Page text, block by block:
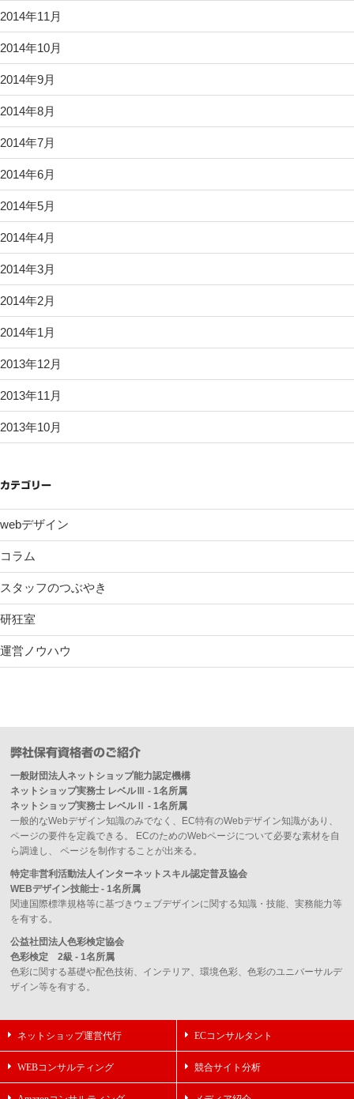
2014年11月
2014年10月
2014年9月
2014年8月
2014年7月
2014年6月
2014年5月
2014年4月
2014年3月
2014年2月
2014年1月
2013年12月
2013年11月
2013年10月
カテゴリー
webデザイン
コラム
スタッフのつぶやき
研狂室
運営ノウハウ
弊社保有資格者のご紹介
一般財団法人ネットショップ能力認定機構
ネットショップ実務士 レベルⅢ - 1名所属
ネットショップ実務士 レベルⅡ - 1名所属
一般的なWebデザイン知識のみでなく、EC特有のWebデザイン知識があり、
ページの要件を定義できる。 ECのためのWebページについて必要な素材を自
ら調達し、 ページを制作することが出来る。
特定非営利活動法人インターネットスキル認定普及協会
WEBデザイン技能士 - 1名所属
関連国際標準規格等に基づきウェブデザインに関する知識・技能、実務能力等
を有する。
公益社団法人色彩検定協会
色彩検定 2級 - 1名所属
色彩に関する基礎や配色技術、インテリア、環境色彩、色彩のユニバーサルデ
ザイン等を有する。
ネットショップ運営代行 ECコンサルタント
WEBコンサルティング 競合サイト分析